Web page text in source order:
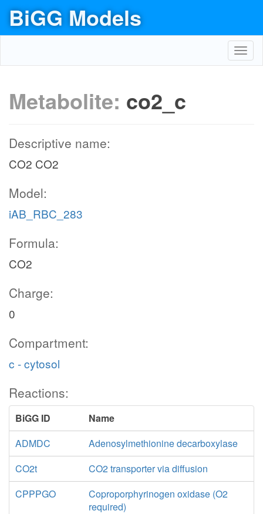
BiGG Models
Metabolite: co2_c
Descriptive name:
CO2 CO2
Model:
iAB_RBC_283
Formula:
CO2
Charge:
0
Compartment:
c - cytosol
Reactions:
BiGG ID
Name
ADMDC
Adenosylmethionine decarboxylase
CO2t
CO2 transporter via diffusion
CPPPGO
Coproporphyrinogen oxidase (O2
required)